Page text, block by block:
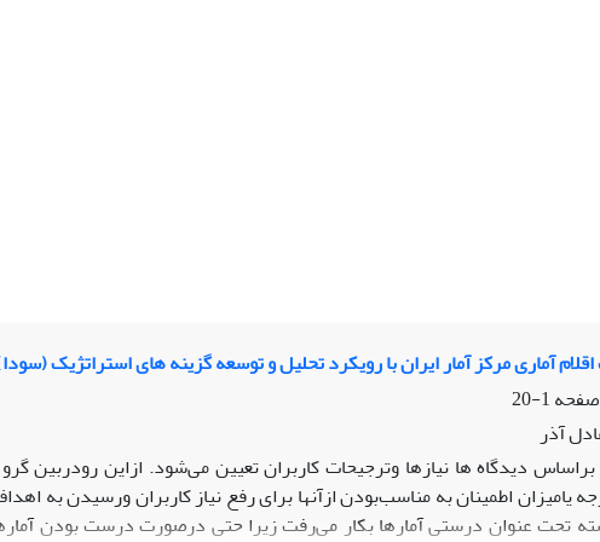
آماری مرکز آمار ایران با رویکرد تحلیل و توسعه گزینه های استراتژیک
1-20
آذر
دیدگاه ها نیازها وترجیحات کاربران تعیین می‌شود. ازاین رودربین
یامیزان اطمینان به مناسب‌بودن ازآنها برای رفع نیاز کاربران ورسیدن به
تحت عنوان درستی آمارها بکار می‌رفت زیرا حتی درصورت درست بودن آمارها